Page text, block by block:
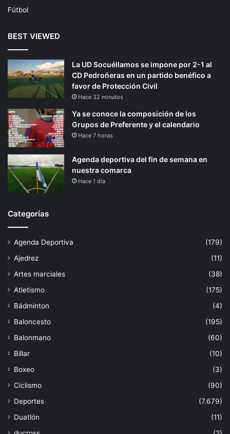
Fútbol
BEST VIEWED
La UD Socuéllamos se impone por 2-1 al
CD Pedroñeras en un partido benéfico a
favor de Protección Civil
Hace 32 minutos
Ya se conoce la composición de los
Grupos de Preferente y el calendario
Hace 7 horas
Agenda deportiva del fin de semana en
nuestra comarca
Hace 1 día
Categorías
Agenda Deportiva
(179)
Ajedrez
(11)
Artes marciales
(38)
Atletismo
(175)
Bádminton
(4)
Baloncesto
(195)
Balonmano
(60)
Billar
(10)
Boxeo
(3)
Ciclismo
(90)
Deportes
(7.679)
Duatlón
(11)